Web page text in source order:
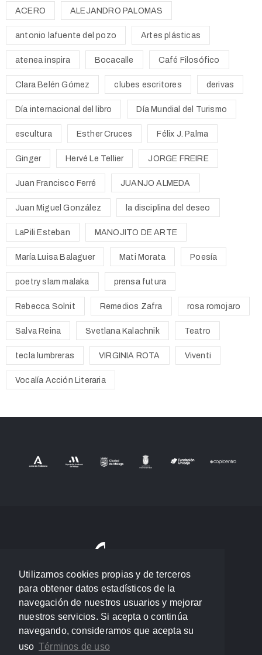
Utilizamos cookies propias y de terceros
para obtener datos estadísticos de la
navegación de nuestros usuarios y mejorar
nuestros servicios. Si acepta o continúa
navegando, consideramos que acepta su
uso Términos de uso
ACERO ALEJANDRO PALOMAS
antonio lafuente del pozo Artes plásticas
atenea inspira Bocacalle Café Filosófico
Clara Belén Gómez clubes escritores derivas
Día internacional del libro Día Mundial del Turismo
escultura Esther Cruces Félix J. Palma
Ginger Hervé Le Tellier JORGE FREIRE
Juan Francisco Ferré JUANJO ALMEDA
Juan Miguel González la disciplina del deseo
LaPili Esteban MANOJITO DE ARTE
María Luisa Balaguer Mati Morata Poesía
poetry slam malaka prensa futura
Rebecca Solnit Remedios Zafra rosa romojaro
Salva Reina Svetlana Kalachnik Teatro
tecla lumbreras VIRGINIA ROTA Viventi
Vocalía Acción Literaria